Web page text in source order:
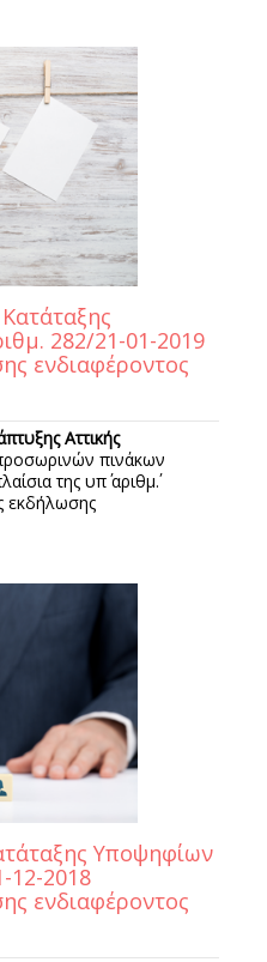
282/21-01-2019
ενδιαφέροντος
Αττικής
πινάκων
της υπ΄ αριθμ΄.
εκδήλωσης
Υποψηφίων
12-2018
ενδιαφέροντος